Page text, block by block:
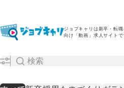
ジョブキャリは新卒・転職
向け「動画」求人サイトで